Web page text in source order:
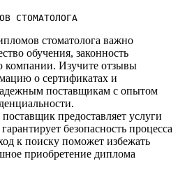
СТОМАТОЛОГА
стоматолога важно
обучения, законность
компании.​ Изучите отзывы
о сертификатах и
поставщикам с опытом
предоставляет услуги
безопасность процесса
к поиску поможет избежать
приобретение диплома